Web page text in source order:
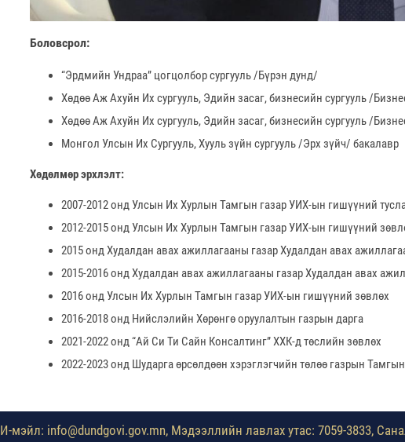
Боловсрол:
“Эрдмийн Ундраа” цогцолбор сургууль /Бүрэн дунд/
Хөдөө Аж Ахуйн Их сургууль, Эдийн засаг, бизнесийн сургууль /
Хөдөө Аж Ахуйн Их сургууль, Эдийн засаг, бизнесийн сургууль /
Монгол Улсын Их Сургууль, Хууль зүйн сургууль /Эрх зүйч/ бакалавр
Хөдөлмөр эрхлэлт:
2007-2012 онд Улсын Их Хурлын Тамгын газар УИХ-ын гишүүний
2012-2015 онд Улсын Их Хурлын Тамгын газар УИХ-ын гишүүний
2015 онд Худалдан авах ажиллагааны газар Худалдан авах
2015-2016 онд Худалдан авах ажиллагааны газар Худалдан авах
2016 онд Улсын Их Хурлын Тамгын газар УИХ-ын гишүүний зөвлөх
2016-2018 онд Нийслэлийн Хөрөнгө оруулалтын газрын дарга
2021-2022 онд “Ай Си Ти Сайн Консалтинг” ХХК-д төслийн зөвлөх
2022-2023 онд Шударга өрсөлдөөн хэрэглэгчийн төлөө газрын
И-мэйл: info@dundgovi.gov.mn, Мэдээллийн лавлах утас: 7059-3833,